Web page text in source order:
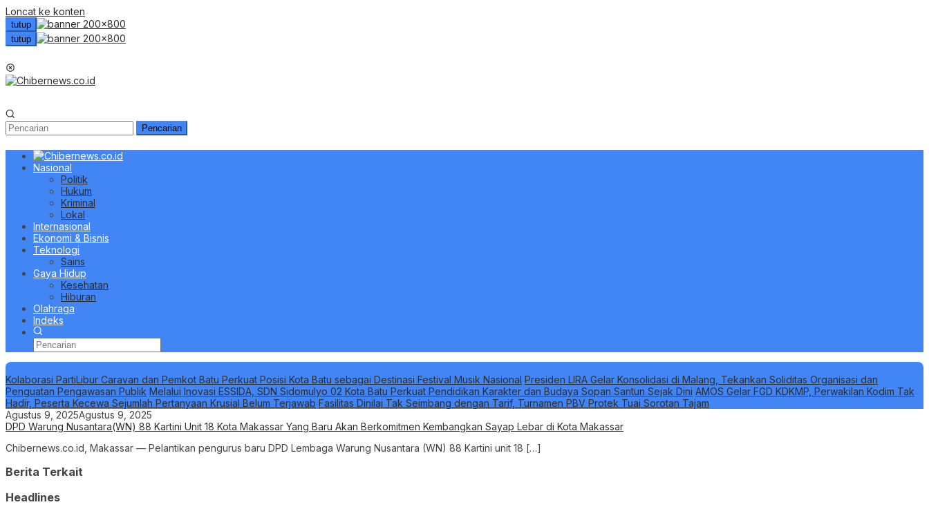
Loncat ke konten
tutup
tutup
Pencarian
Nasional
Politik
Hukum
Kriminal
Lokal
Internasional
Ekonomi & Bisnis
Teknologi
Sains
Gaya Hidup
Kesehatan
Hiburan
Olahraga
Indeks
Berita Terbaru
Kolaborasi PartiLibur Caravan dan Pemkot Batu Perkuat Posisi Kota Batu sebagai Destinasi Festival Musik Nasional Presiden LIRA Gelar Konsolidasi di Malang, Tekankan Soliditas Organisasi dan
Penguatan Pengawasan Publik Melalui Inovasi ESSIDA, SDN Sidomulyo 02 Kota Batu Perkuat Pendidikan Karakter dan Budaya Sopan Santun Sejak Dini AMOS Gelar FGD KDKMP, Perwakilan Kodim Tak
Hadir, Peserta Kecewa Sejumlah Pertanyaan Krusial Belum Terjawab Fasilitas Dinilai Tak Seimbang dengan Tarif, Turnamen PBV Protek Tuai Sorotan Tajam
Agustus 9, 2025Agustus 9, 2025
DPD Warung Nusantara(WN) 88 Kartini Unit 18 Kota Makassar Yang Baru Akan Berkomitmen Kembangkan Sayap Lebar di Kota Makassar
Chibernews.co.id, Makassar — Pelantikan pengurus baru DPD Lembaga Warung Nusantara (WN) 88 Kartini unit 18 […]
Berita Terkait
Headlines